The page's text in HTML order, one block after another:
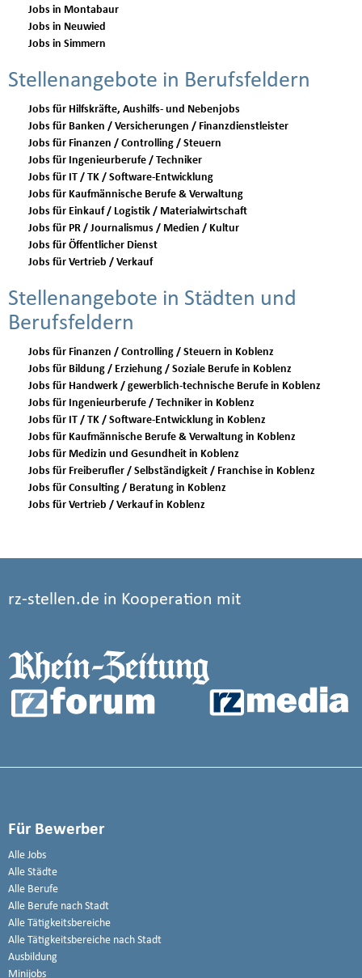
Jobs in Montabaur
Jobs in Neuwied
Jobs in Simmern
Stellenangebote in Berufsfeldern
Jobs für Hilfskräfte, Aushilfs- und Nebenjobs
Jobs für Banken / Versicherungen / Finanzdienstleister
Jobs für Finanzen / Controlling / Steuern
Jobs für Ingenieurberufe / Techniker
Jobs für IT / TK / Software-Entwicklung
Jobs für Kaufmännische Berufe & Verwaltung
Jobs für Einkauf / Logistik / Materialwirtschaft
Jobs für PR / Journalismus / Medien / Kultur
Jobs für Öffentlicher Dienst
Jobs für Vertrieb / Verkauf
Stellenangebote in Städten und
Berufsfeldern
Jobs für Finanzen / Controlling / Steuern in Koblenz
Jobs für Bildung / Erziehung / Soziale Berufe in Koblenz
Jobs für Handwerk / gewerblich-technische Berufe in Koblenz
Jobs für Ingenieurberufe / Techniker in Koblenz
Jobs für IT / TK / Software-Entwicklung in Koblenz
Jobs für Kaufmännische Berufe & Verwaltung in Koblenz
Jobs für Medizin und Gesundheit in Koblenz
Jobs für Freiberufler / Selbständigkeit / Franchise in Koblenz
Jobs für Consulting / Beratung in Koblenz
Jobs für Vertrieb / Verkauf in Koblenz
rz-stellen.de in Kooperation mit
Für Bewerber
Alle Jobs
Alle Städte
Alle Berufe
Alle Berufe nach Stadt
Alle Tätigkeitsbereiche
Alle Tätigkeitsbereiche nach Stadt
Ausbildung
Minijobs